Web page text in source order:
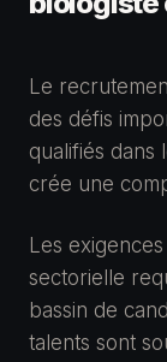
Le
des défis
qualifiés dans
crée une
Les
sectorielle
bassin de
talents sont